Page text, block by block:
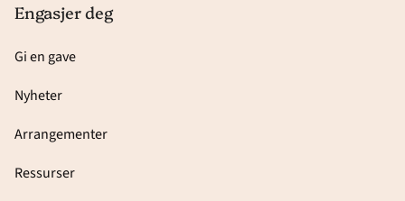
Engasjer deg
Gi en gave
Nyheter
Arrangementer
Ressurser